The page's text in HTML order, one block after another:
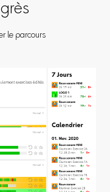
le parcours